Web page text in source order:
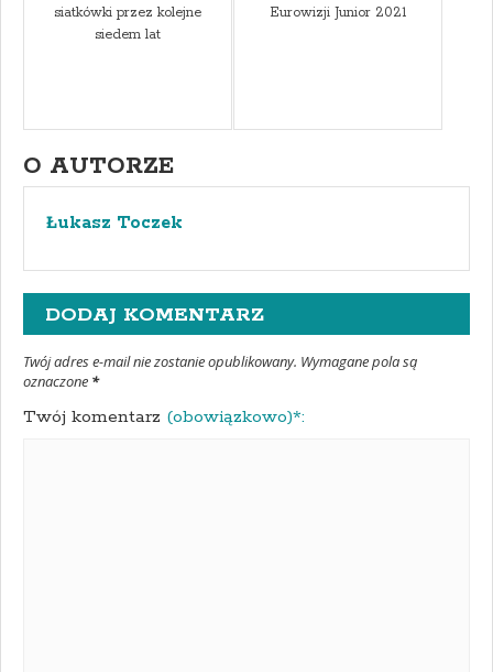
siatkówki przez kolejne
siedem lat
Eurowizji Junior 2021
O AUTORZE
Łukasz Toczek
DODAJ KOMENTARZ
Twój adres e-mail nie zostanie opublikowany. Wymagane pola są
oznaczone *
Twój komentarz (obowiązkowo)*: